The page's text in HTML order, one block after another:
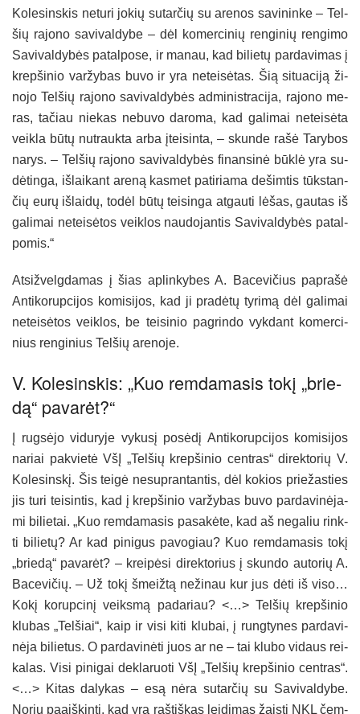
Ko­le­sins­kis ne­tu­ri jo­kių su­tar­čių su are­nos sa­vi­nin­ke – Tel­
šių ra­jo­no sa­vi­val­dy­be – dėl ko­mer­ci­nių ren­gi­nių ren­gi­mo
Sa­vi­val­dy­bės pa­tal­po­se, ir ma­nau, kad bi­lie­tų par­da­vi­mas į
krep­ši­nio var­žy­bas bu­vo ir yra ne­tei­sė­tas. Šią si­tua­ci­ją ži­
no­jo Tel­šių ra­jo­no sa­vi­val­dy­bės ad­mi­nist­ra­ci­ja, ra­jo­no me­
ras, ta­čiau nie­kas ne­bu­vo da­ro­ma, kad ga­li­mai ne­tei­sė­ta
veik­la bū­tų nu­trauk­ta ar­ba įtei­sin­ta, – skun­de ra­šė Ta­ry­bos
na­rys. – Tel­šių ra­jo­no sa­vi­val­dy­bės fi­nan­si­nė būk­lė yra su­
dė­tin­ga, iš­lai­kant are­ną kas­met pa­ti­ria­ma de­šim­tis tūks­tan­
čių eu­rų iš­lai­dų, to­dėl bū­tų tei­sin­ga at­gau­ti lė­šas, gau­tas iš
ga­li­mai ne­tei­sė­tos veik­los nau­do­jan­tis Sa­vi­val­dy­bės pa­tal­
po­mis.“
At­siž­velg­da­mas į šias ap­lin­ky­bes A. Ba­ce­vi­čius pa­pra­šė
An­ti­ko­rup­ci­jos ko­mi­si­jos, kad ji pra­dė­tų ty­ri­mą dėl ga­li­mai
ne­tei­sė­tos veik­los, be tei­si­nio pa­grin­do vyk­dant ko­mer­ci­
nius ren­gi­nius Tel­šių are­no­je.
V. Ko­le­sins­kis: „Kuo rem­da­ma­sis to­kį „brie­
dą“ pa­va­rėt?“
Į rug­sė­jo vi­du­ry­je vy­ku­sį po­sė­dį An­ti­ko­rup­ci­jos ko­mi­si­jos
na­riai pa­kvie­tė VšĮ „Tel­šių krep­ši­nio cent­ras“ di­rek­to­rių V.
Ko­le­sins­kį. Šis tei­gė ne­sup­ran­tan­tis, dėl ko­kios prie­žas­ties
jis tu­ri tei­sin­tis, kad į krep­ši­nio var­žy­bas bu­vo par­da­vi­nė­ja­
mi bi­lie­tai. „Kuo rem­da­ma­sis pa­sa­kė­te, kad aš ne­ga­liu rink­
ti bi­lie­tų? Ar kad pi­ni­gus pa­vo­giau? Kuo rem­da­ma­sis to­kį
„brie­dą“ pa­va­rėt? – krei­pė­si di­rek­to­rius į skun­do au­to­rių A.
Ba­ce­vi­čių. – Už to­kį šmeiž­tą ne­ži­nau kur jus dė­ti iš vi­so…
Ko­kį ko­rup­ci­nį veiks­mą pa­da­riau? <…> Tel­šių krep­ši­nio
klu­bas „Tel­šiai“, kaip ir vi­si ki­ti klu­bai, į rung­ty­nes par­da­vi­
nė­ja bi­lie­tus. O par­da­vi­nė­ti juos ar ne – tai klu­bo vi­daus rei­
ka­las. Vi­si pi­ni­gai dek­la­ruo­ti VšĮ „Tel­šių krep­ši­nio cent­ras“.
<…> Ki­tas da­ly­kas – esą nė­ra su­tar­čių su Sa­vi­val­dy­be.
No­riu paaiš­kin­ti, kad yra raš­tiš­kas lei­di­mas žais­ti NKL čem­